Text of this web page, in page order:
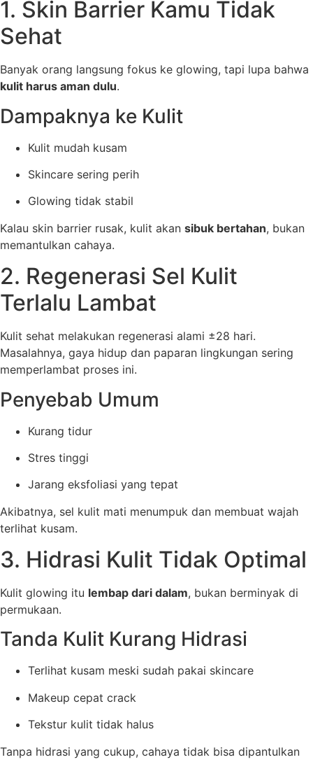
1. Skin Barrier Kamu Tidak
Sehat
Banyak orang langsung fokus ke glowing, tapi lupa bahwa
kulit harus aman dulu.
Dampaknya ke Kulit
Kulit mudah kusam
Skincare sering perih
Glowing tidak stabil
Kalau skin barrier rusak, kulit akan sibuk bertahan, bukan
memantulkan cahaya.
2. Regenerasi Sel Kulit
Terlalu Lambat
Kulit sehat melakukan regenerasi alami ±28 hari.
Masalahnya, gaya hidup dan paparan lingkungan sering
memperlambat proses ini.
Penyebab Umum
Kurang tidur
Stres tinggi
Jarang eksfoliasi yang tepat
Akibatnya, sel kulit mati menumpuk dan membuat wajah
terlihat kusam.
3. Hidrasi Kulit Tidak Optimal
Kulit glowing itu lembap dari dalam, bukan berminyak di
permukaan.
Tanda Kulit Kurang Hidrasi
Terlihat kusam meski sudah pakai skincare
Makeup cepat crack
Tekstur kulit tidak halus
Tanpa hidrasi yang cukup, cahaya tidak bisa dipantulkan